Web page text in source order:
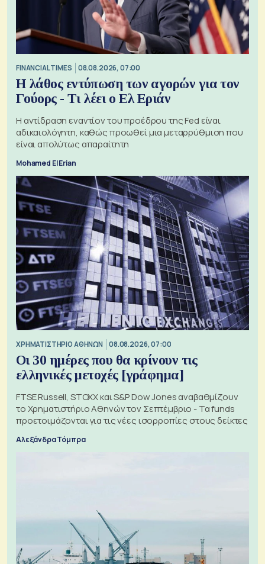
FINANCIAL TIMES 08.08.2026, 07:00
Η λάθος εντύπωση των αγορών για τον
Γούορς - Τι λέει ο Ελ Εριάν
Η αντίδραση εναντίον του προέδρου της Fed είναι
αδικαιολόγητη, καθώς προωθεί μια μεταρρύθμιση που
είναι απολύτως απαραίτητη
Mohamed El Erian
XΡΗΜΑΤΙΣΤΗΡΙΟ ΑΘΗΝΩΝ 08.08.2026, 07:00
Οι 30 ημέρες που θα κρίνουν τις
ελληνικές μετοχές [γράφημα]
FTSE Russell, STOXX και S&P Dow Jones αναβαθμίζουν
το Χρηματιστήριο Αθηνών τον Σεπτέμβριο - Τα funds
προετοιμάζονται για τις νέες ισορροπίες στους δείκτες
Αλεξάνδρα Τόμπρα